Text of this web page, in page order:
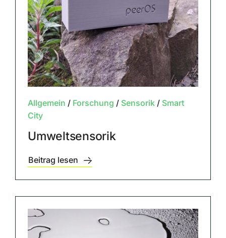
Allgemein / Forschung / Sensorik/ Smart
City
Umweltsensorik
Beitrag lesen